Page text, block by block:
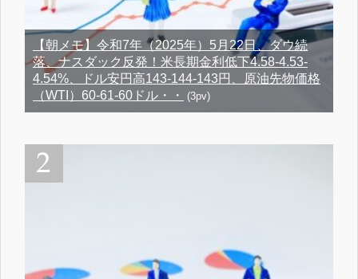
【朝メモ】令和7年（2025年）5月22日、ダウ続
落、ナスダック反発！米長期金利低下4.58-4.53-
4.54%、ドル安円高143-144-143円、原油先物価格
（WTI）60-61-60ドル・・
(3pv)